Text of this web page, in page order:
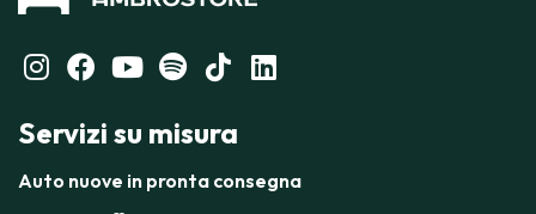
Servizi su misura
Auto nuove in pronta consegna